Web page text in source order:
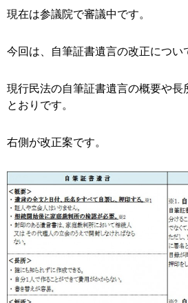
現在は参議院で審議中です。
今回は、自筆証書遺言の改正につい
現行民法の自筆証書遺言の概要や
とおりです。
右側が改正案です。